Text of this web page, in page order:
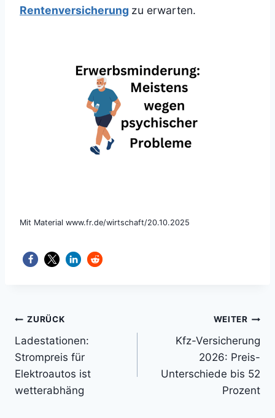
Rentenversicherung zu erwarten.
Mit Material www.fr.de/wirtschaft/20.10.2025
Beitragsnavigation
ZURÜCK
Ladestationen:
Strompreis für
Elektroautos ist
wetterabhäng
WEITER
Kfz-Versicherung
2026: Preis-
Unterschiede bis 52
Prozent